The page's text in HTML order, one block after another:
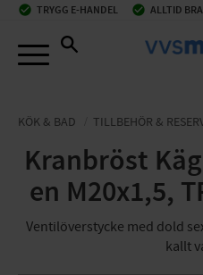
check_circle TRYGG E-HANDEL check_circle ALLTID
KÖK & BAD TILLBEHÖR &
Kranbröst
en M20x1,5,
Ventilöverstycke med dold
kallt